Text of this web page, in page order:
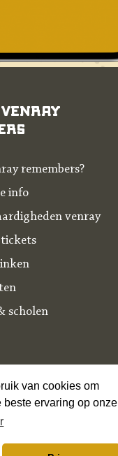
van cookies om
beste ervaring op onze
remembers?
info
venray
scholen